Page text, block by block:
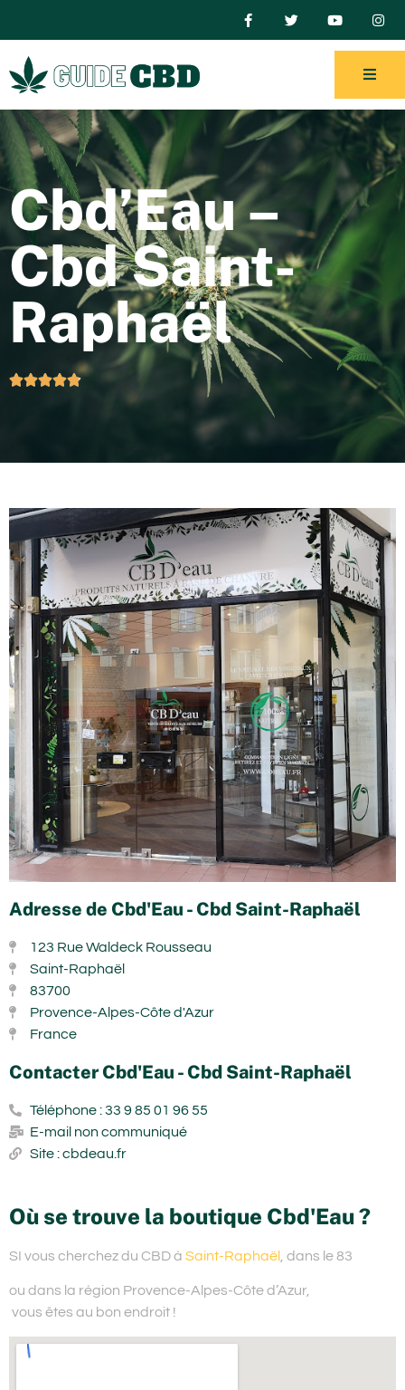
Cbd’Eau –
Cbd Saint-
Raphaël

Adresse de Cbd'Eau - Cbd Saint-Raphaël
123 Rue Waldeck Rousseau
Saint-Raphaël
83700
Provence-Alpes-Côte d'Azur
France
Contacter Cbd'Eau - Cbd Saint-Raphaël
Téléphone : 33 9 85 01 96 55
E-mail non communiqué
Site : cbdeau.fr
Où se trouve la boutique Cbd'Eau ?
SI vous cherchez du CBD à Saint-Raphaël , dans le 83
ou dans la région Provence-Alpes-Côte d’Azur,
vous êtes au bon endroit !